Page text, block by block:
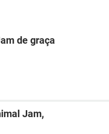
de graça
Jam,